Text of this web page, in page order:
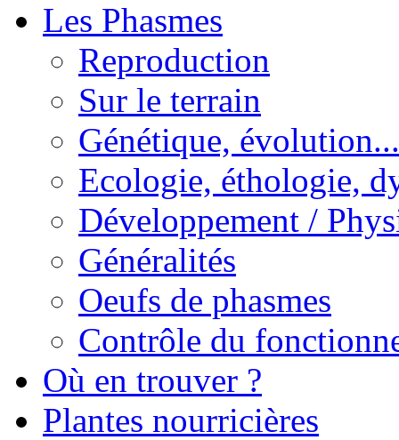
Les Phasmes
Reproduction
Sur le terrain
Génétique, évolution...
Ecologie, éthologie,
Développement /
Généralités
Oeufs de phasmes
Contrôle du
Où en trouver ?
Plantes nourricières